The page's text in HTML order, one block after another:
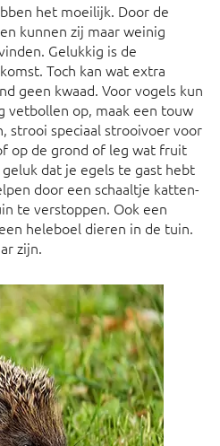
het moeilijk. Door de
kunnen zij maar weinig
Gelukkig is de
Toch kan wat extra
geen kwaad. Voor vogels kun
vetbollen op, maak een touw
strooi speciaal strooivoer voor
op de grond of leg wat fruit
dat je egels te gast hebt
door een schaaltje katten-
te verstoppen. Ook een
heleboel dieren in de tuin.
zijn.